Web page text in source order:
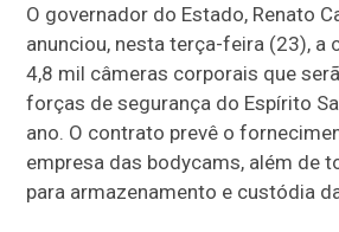
O governador do Estado, Renato
anunciou, nesta terça-feira (23), a
4,8 mil câmeras corporais que
forças de segurança do Espírito
ano. O contrato prevê o
empresa das bodycams, além de
para armazenamento e custódia